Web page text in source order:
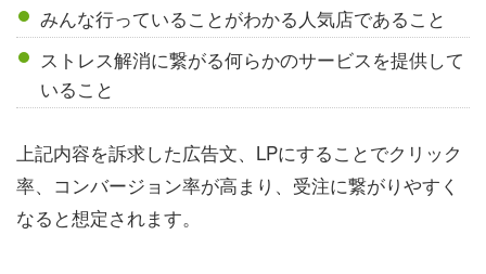
みんな行っていることがわかる人気店であること
ストレス解消に繋がる何らかのサービスを提供して
いること
上記内容を訴求した広告文、LPにすることでクリック
率、コンバージョン率が高まり、受注に繋がりやすく
なると想定されます。